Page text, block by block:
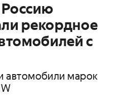
Россию
рекордное
с
автомобили марок